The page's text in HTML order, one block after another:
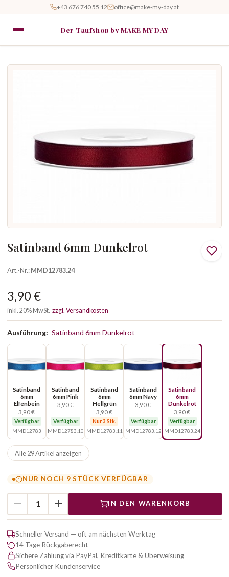
+43 676 740 55 12 office@make-my-day.at
Der Taufshop by MAKE MY DAY
Satinband 6mm Dunkelrot
Art.-Nr.:MMD12783.24
3,90 €
inkl. 20% MwSt. zzgl. Versandkosten
Ausführung: Satinband 6mm Dunkelrot
Satinband
6mm
Elfenbein
3,90 €
Verfügbar
MMD12783
Satinband
6mm Pink
3,90 €
Verfügbar
MMD12783.10
Satinband
6mm
Hellgrün
3,90 €
Nur 3 Stk.
MMD12783.11
Satinband
6mm Navy
3,90 €
Verfügbar
MMD12783.12
Satinband
6mm
Dunkelrot
3,90 €
Verfügbar
MMD12783.24
Alle 29 Artikel anzeigen
NUR NOCH 9 STÜCK VERFÜGBAR
IN DEN WARENKORB
Schneller Versand — oft am nächsten Werktag
14 Tage Rückgaberecht
Sichere Zahlung via PayPal, Kreditkarte & Überweisung
Persönlicher Kundenservice